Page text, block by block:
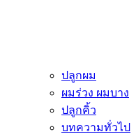
ปลูกผม
ผมร่วง ผมบาง
ปลูกคิ้ว
บทความทั่วไป